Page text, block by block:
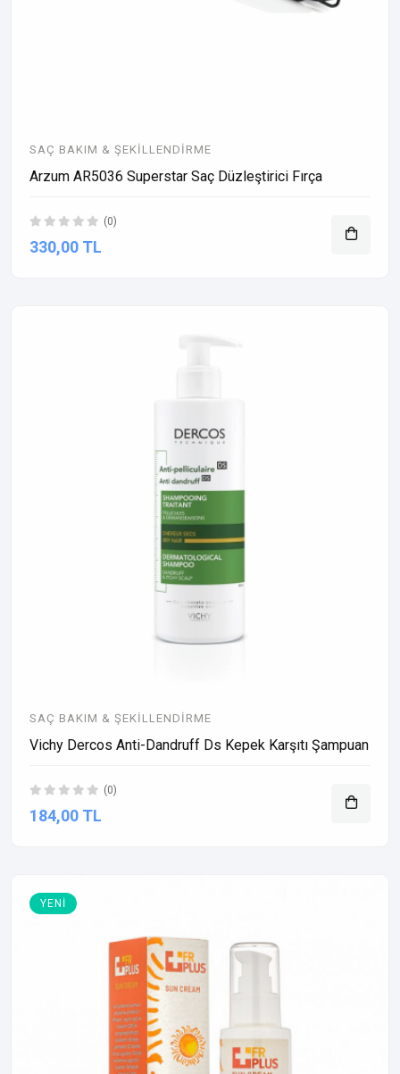
SAÇ BAKIM & ŞEKILLENDIRME
Arzum AR5036 Superstar Saç Düzleştirici Fırça
(0)
330,00 TL
SAÇ BAKIM & ŞEKILLENDIRME
Vichy Dercos Anti-Dandruff Ds Kepek Karşıtı Şampuan
(0)
184,00 TL
YENI